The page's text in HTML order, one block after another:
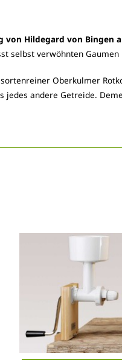
von Hildegard von Bingen
selbst verwöhnten Gaumen
Oberkulmer
jedes andere Getreide.